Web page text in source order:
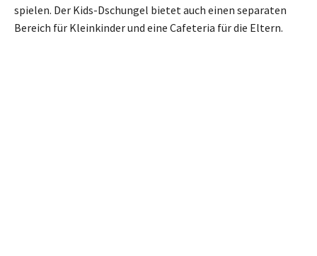
spielen. Der Kids-Dschungel bietet auch einen separaten
Bereich für Kleinkinder und eine Cafeteria für die Eltern.